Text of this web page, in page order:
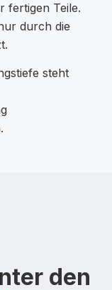
fertigen Teile.
durch die
steht
den